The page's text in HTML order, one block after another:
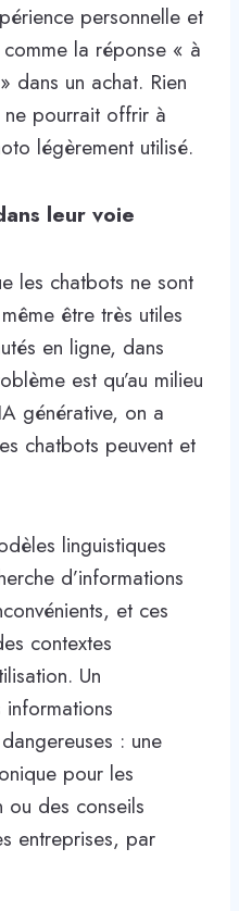
personnelle et
la réponse « à
dans un achat. Rien
pourrait offrir à
légèrement utilisé.
leur voie
les chatbots ne sont
être très utiles
en ligne, dans
est qu’au milieu
générative, on a
chatbots peuvent et
linguistiques
d’informations
et ces
contextes
Un
: une
pour les
ou des conseils
entreprises, par